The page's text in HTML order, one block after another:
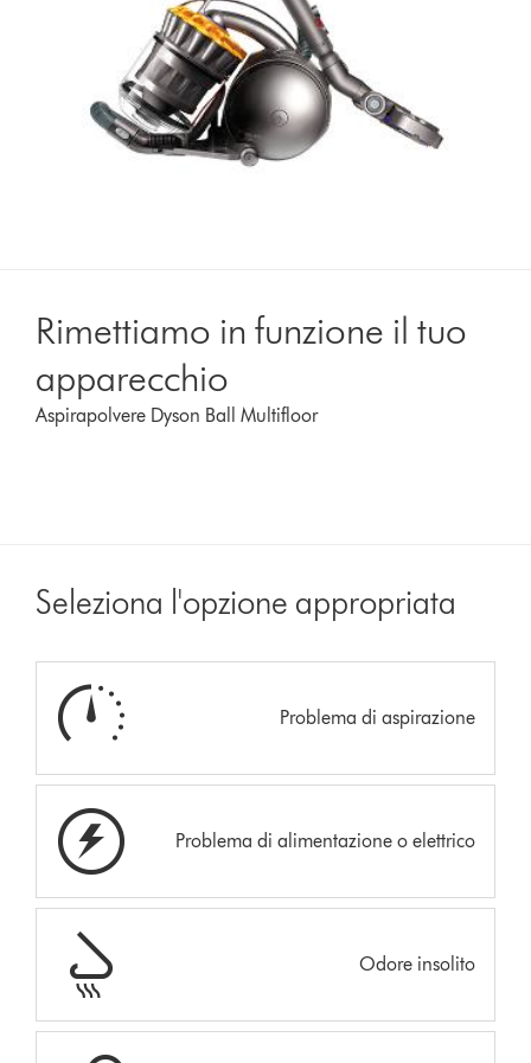
Rimettiamo in funzione il tuo
apparecchio
Aspirapolvere Dyson Ball Multifloor
Seleziona l'opzione appropriata
Problema di aspirazione
Problema di alimentazione o elettrico
Odore insolito